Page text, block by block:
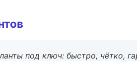
под ключ: быстро, чётко,